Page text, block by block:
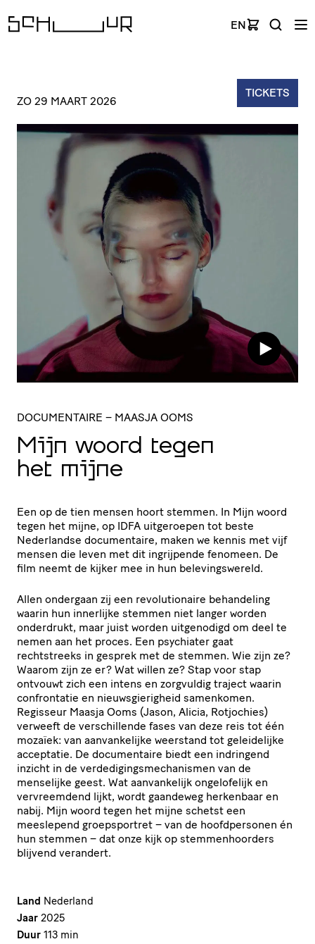
EN
TICKETS
ZO 29 MAART 2026
DOCUMENTAIRE – MAASJA OOMS
Mijn woord tegen
het mijne
Een op de tien mensen hoort stemmen. In Mijn woord
tegen het mijne, op IDFA uitgeroepen tot beste
Nederlandse documentaire, maken we kennis met vijf
mensen die leven met dit ingrijpende fenomeen. De
film neemt de kijker mee in hun belevingswereld.
Allen ondergaan zij een revolutionaire behandeling
waarin hun innerlijke stemmen niet langer worden
onderdrukt, maar juist worden uitgenodigd om deel te
nemen aan het proces. Een psychiater gaat
rechtstreeks in gesprek met de stemmen. Wie zijn ze?
Waarom zijn ze er? Wat willen ze? Stap voor stap
ontvouwt zich een intens en zorgvuldig traject waarin
confrontatie en nieuwsgierigheid samenkomen.
Regisseur Maasja Ooms (Jason, Alicia, Rotjochies)
verweeft de verschillende fases van deze reis tot één
mozaïek: van aanvankelijke weerstand tot geleidelijke
acceptatie. De documentaire biedt een indringend
inzicht in de verdedigingsmechanismen van de
menselijke geest. Wat aanvankelijk ongelofelijk en
vervreemdend lijkt, wordt gaandeweg herkenbaar en
nabij. Mijn woord tegen het mijne schetst een
meeslepend groepsportret – van de hoofdpersonen én
hun stemmen – dat onze kijk op stemmenhoorders
blijvend verandert.
Land Nederland
Jaar 2025
Duur 113 min